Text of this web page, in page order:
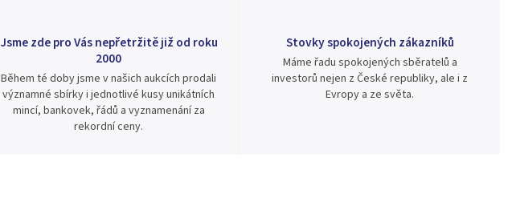
Jsme zde pro Vás nepřetržitě již od roku
2000
Během té doby jsme v našich aukcích prodali
významné sbírky i jednotlivé kusy unikátních
mincí, bankovek, řádů a vyznamenání za
rekordní ceny.
Stovky spokojených zákazníků
Máme řadu spokojených sběratelů a
investorů nejen z České republiky, ale i z
Evropy a ze světa.